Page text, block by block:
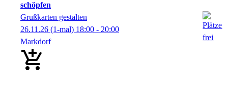
schöpfen
Grußkarten gestalten
26.11.26 (1-mal) 18:00 - 20:00
Markdorf